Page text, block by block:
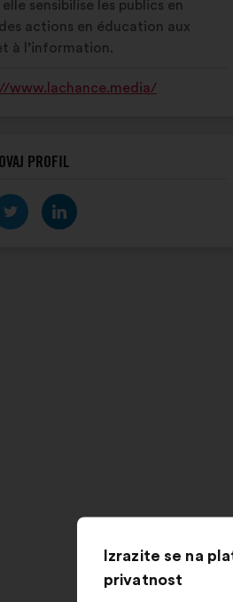
sensibilise les publics en
actions en éducation aux
à l’information.
www.lachance.media/
PROFIL
Izrazite se na
privatnost